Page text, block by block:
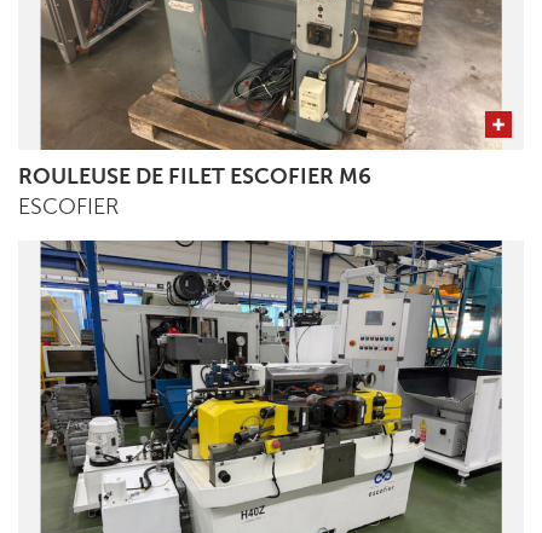
ROULEUSE DE FILET ESCOFIER M6
ESCOFIER